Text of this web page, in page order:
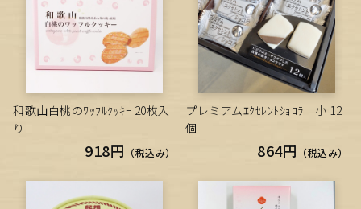
和歌山白桃のﾜｯﾌﾙｸｯｷｰ 20枚入
り
918円 （税込み）
プレミアムｴｸｾﾚﾝﾄｼｮｺﾗ 小 12
個
864円 （税込み）